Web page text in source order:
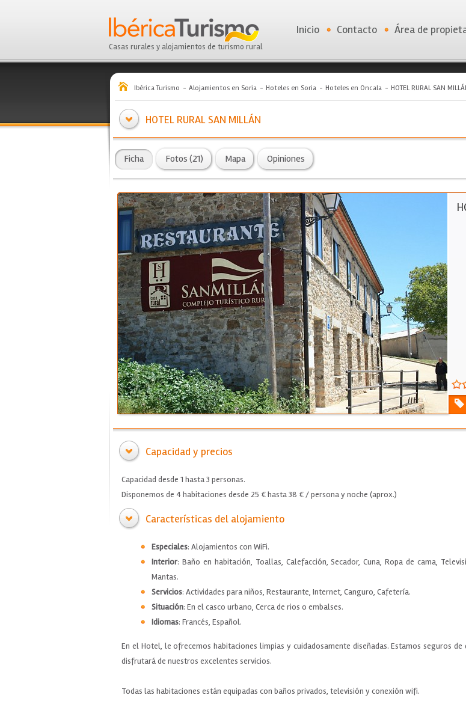
Casas rurales y alojamientos de turismo rural
Inicio Contacto Área de
Ibérica Turismo Alojamientos en Soria Hoteles en Soria Hoteles en Oncala HOTEL RURAL SAN
HOTEL RURAL SAN MILLÁN
Ficha Fotos (21) Mapa Opiniones
Capacidad y precios
Capacidad desde 1 hasta 3 personas.
Disponemos de 4 habitaciones desde 25 € hasta 38 € / persona y noche (aprox.)
Características del alojamiento
Especiales: Alojamientos con WiFi.
Interior: Baño en habitación, Toallas, Calefacción, Secador, Cuna, Ropa de cama,
Mantas.
Servicios: Actividades para niños, Restaurante, Internet, Canguro, Cafetería.
Situación: En el casco urbano, Cerca de rios o embalses.
Idiomas: Francés, Español.
En el Hotel, le ofrecemos habitaciones limpias y cuidadosamente diseñadas. Estamos seguros de
disfrutará de nuestros excelentes servicios.
Todas las habitaciones están equipadas con baños privados, televisión y conexión wifi.